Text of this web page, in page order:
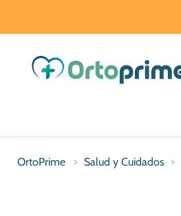
OrtoPrime Salud y Cuidados